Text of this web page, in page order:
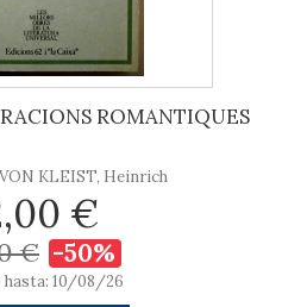
ROMANTIQUES
KLEIST, Heinrich
€
€ -50%
hasta: 10/08/26